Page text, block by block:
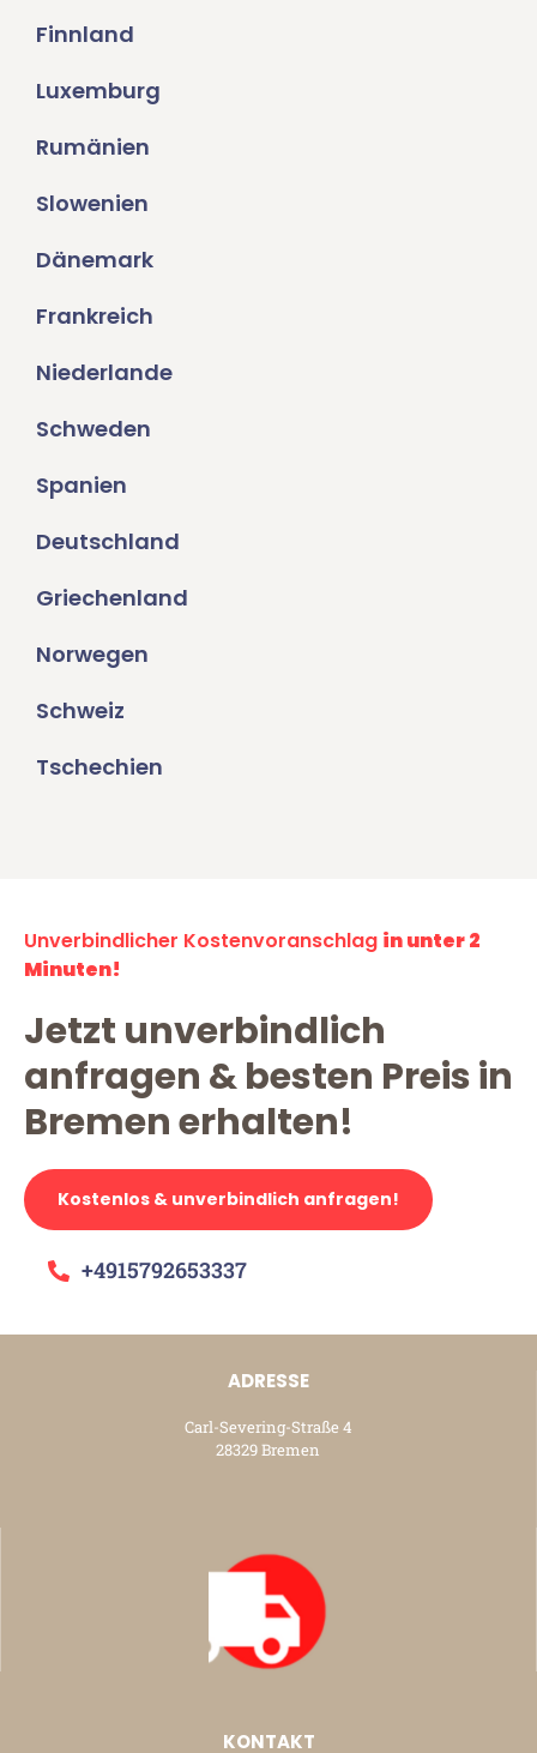
Finnland
Luxemburg
Rumänien
Slowenien
Dänemark
Frankreich
Niederlande
Schweden
Spanien
Deutschland
Griechenland
Norwegen
Schweiz
Tschechien
Unverbindlicher Kostenvoranschlag in unter 2
Minuten!
Jetzt unverbindlich
anfragen & besten Preis in
Bremen erhalten!
Kostenlos & unverbindlich anfragen!
+4915792653337
ADRESSE
Carl-Severing-Straße 4
28329 Bremen
KONTAKT